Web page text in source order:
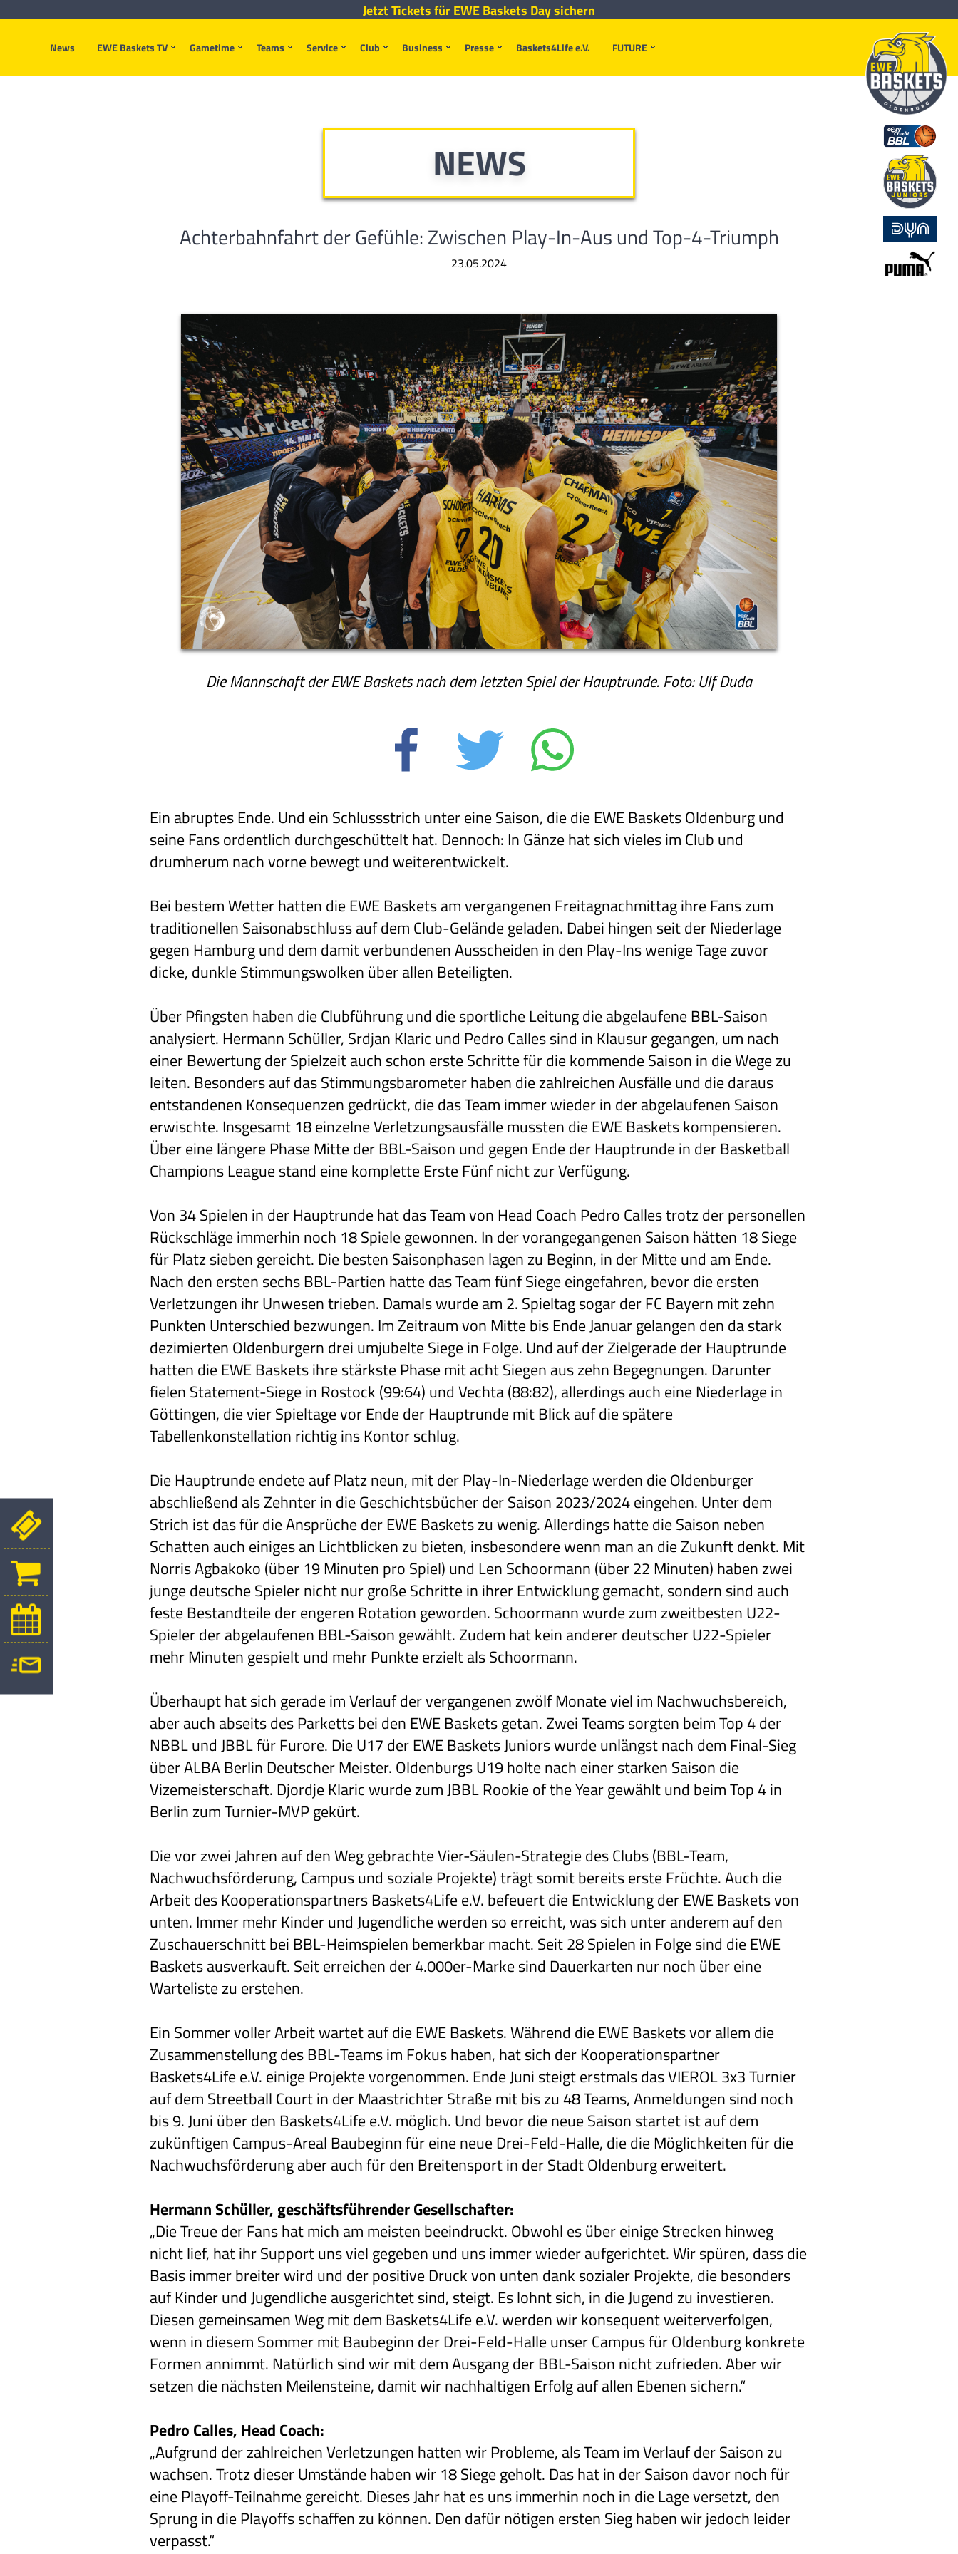
News EWE Baskets TV Gametime Teams Service Club Business Presse Baskets4Life e.V. FUTURE
Jetzt Tickets für EWE Baskets Day sichern
NEWS
Achterbahnfahrt der Gefühle: Zwischen Play-In-Aus und Top-4-Triumph
23.05.2024
Die Mannschaft der EWE Baskets nach dem letzten Spiel der Hauptrunde. Foto: Ulf Duda
Ein abruptes Ende. Und ein Schlussstrich unter eine Saison, die die EWE Baskets Oldenburg und
seine Fans ordentlich durchgeschüttelt hat. Dennoch: In Gänze hat sich vieles im Club und
drumherum nach vorne bewegt und weiterentwickelt.
Bei bestem Wetter hatten die EWE Baskets am vergangenen Freitagnachmittag ihre Fans zum
traditionellen Saisonabschluss auf dem Club-Gelände geladen. Dabei hingen seit der Niederlage
gegen Hamburg und dem damit verbundenen Ausscheiden in den Play-Ins wenige Tage zuvor
dicke, dunkle Stimmungswolken über allen Beteiligten.
Über Pfingsten haben die Clubführung und die sportliche Leitung die abgelaufene BBL-Saison
analysiert. Hermann Schüller, Srdjan Klaric und Pedro Calles sind in Klausur gegangen, um nach
einer Bewertung der Spielzeit auch schon erste Schritte für die kommende Saison in die Wege zu
leiten. Besonders auf das Stimmungsbarometer haben die zahlreichen Ausfälle und die daraus
entstandenen Konsequenzen gedrückt, die das Team immer wieder in der abgelaufenen Saison
erwischte. Insgesamt 18 einzelne Verletzungsausfälle mussten die EWE Baskets kompensieren.
Über eine längere Phase Mitte der BBL-Saison und gegen Ende der Hauptrunde in der Basketball
Champions League stand eine komplette Erste Fünf nicht zur Verfügung.
Von 34 Spielen in der Hauptrunde hat das Team von Head Coach Pedro Calles trotz der personellen
Rückschläge immerhin noch 18 Spiele gewonnen. In der vorangegangenen Saison hätten 18 Siege
für Platz sieben gereicht. Die besten Saisonphasen lagen zu Beginn, in der Mitte und am Ende.
Nach den ersten sechs BBL-Partien hatte das Team fünf Siege eingefahren, bevor die ersten
Verletzungen ihr Unwesen trieben. Damals wurde am 2. Spieltag sogar der FC Bayern mit zehn
Punkten Unterschied bezwungen. Im Zeitraum von Mitte bis Ende Januar gelangen den da stark
dezimierten Oldenburgern drei umjubelte Siege in Folge. Und auf der Zielgerade der Hauptrunde
hatten die EWE Baskets ihre stärkste Phase mit acht Siegen aus zehn Begegnungen. Darunter
fielen Statement-Siege in Rostock (99:64) und Vechta (88:82), allerdings auch eine Niederlage in
Göttingen, die vier Spieltage vor Ende der Hauptrunde mit Blick auf die spätere
Tabellenkonstellation richtig ins Kontor schlug.
Die Hauptrunde endete auf Platz neun, mit der Play-In-Niederlage werden die Oldenburger
abschließend als Zehnter in die Geschichtsbücher der Saison 2023/2024 eingehen. Unter dem
Strich ist das für die Ansprüche der EWE Baskets zu wenig. Allerdings hatte die Saison neben
Schatten auch einiges an Lichtblicken zu bieten, insbesondere wenn man an die Zukunft denkt. Mit
Norris Agbakoko (über 19 Minuten pro Spiel) und Len Schoormann (über 22 Minuten) haben zwei
junge deutsche Spieler nicht nur große Schritte in ihrer Entwicklung gemacht, sondern sind auch
feste Bestandteile der engeren Rotation geworden. Schoormann wurde zum zweitbesten U22-
Spieler der abgelaufenen BBL-Saison gewählt. Zudem hat kein anderer deutscher U22-Spieler
mehr Minuten gespielt und mehr Punkte erzielt als Schoormann.
Überhaupt hat sich gerade im Verlauf der vergangenen zwölf Monate viel im Nachwuchsbereich,
aber auch abseits des Parketts bei den EWE Baskets getan. Zwei Teams sorgten beim Top 4 der
NBBL und JBBL für Furore. Die U17 der EWE Baskets Juniors wurde unlängst nach dem Final-Sieg
über ALBA Berlin Deutscher Meister. Oldenburgs U19 holte nach einer starken Saison die
Vizemeisterschaft. Djordje Klaric wurde zum JBBL Rookie of the Year gewählt und beim Top 4 in
Berlin zum Turnier-MVP gekürt.
Die vor zwei Jahren auf den Weg gebrachte Vier-Säulen-Strategie des Clubs (BBL-Team,
Nachwuchsförderung, Campus und soziale Projekte) trägt somit bereits erste Früchte. Auch die
Arbeit des Kooperationspartners Baskets4Life e.V. befeuert die Entwicklung der EWE Baskets von
unten. Immer mehr Kinder und Jugendliche werden so erreicht, was sich unter anderem auf den
Zuschauerschnitt bei BBL-Heimspielen bemerkbar macht. Seit 28 Spielen in Folge sind die EWE
Baskets ausverkauft. Seit erreichen der 4.000er-Marke sind Dauerkarten nur noch über eine
Warteliste zu erstehen.
Ein Sommer voller Arbeit wartet auf die EWE Baskets. Während die EWE Baskets vor allem die
Zusammenstellung des BBL-Teams im Fokus haben, hat sich der Kooperationspartner
Baskets4Life e.V. einige Projekte vorgenommen. Ende Juni steigt erstmals das VIEROL 3x3 Turnier
auf dem Streetball Court in der Maastrichter Straße mit bis zu 48 Teams, Anmeldungen sind noch
bis 9. Juni über den Baskets4Life e.V. möglich. Und bevor die neue Saison startet ist auf dem
zukünftigen Campus-Areal Baubeginn für eine neue Drei-Feld-Halle, die die Möglichkeiten für die
Nachwuchsförderung aber auch für den Breitensport in der Stadt Oldenburg erweitert.
Hermann Schüller, geschäftsführender Gesellschafter:
„Die Treue der Fans hat mich am meisten beeindruckt. Obwohl es über einige Strecken hinweg
nicht lief, hat ihr Support uns viel gegeben und uns immer wieder aufgerichtet. Wir spüren, dass die
Basis immer breiter wird und der positive Druck von unten dank sozialer Projekte, die besonders
auf Kinder und Jugendliche ausgerichtet sind, steigt. Es lohnt sich, in die Jugend zu investieren.
Diesen gemeinsamen Weg mit dem Baskets4Life e.V. werden wir konsequent weiterverfolgen,
wenn in diesem Sommer mit Baubeginn der Drei-Feld-Halle unser Campus für Oldenburg konkrete
Formen annimmt. Natürlich sind wir mit dem Ausgang der BBL-Saison nicht zufrieden. Aber wir
setzen die nächsten Meilensteine, damit wir nachhaltigen Erfolg auf allen Ebenen sichern.“
Pedro Calles, Head Coach:
„Aufgrund der zahlreichen Verletzungen hatten wir Probleme, als Team im Verlauf der Saison zu
wachsen. Trotz dieser Umstände haben wir 18 Siege geholt. Das hat in der Saison davor noch für
eine Playoff-Teilnahme gereicht. Dieses Jahr hat es uns immerhin noch in die Lage versetzt, den
Sprung in die Playoffs schaffen zu können. Den dafür nötigen ersten Sieg haben wir jedoch leider
verpasst.“